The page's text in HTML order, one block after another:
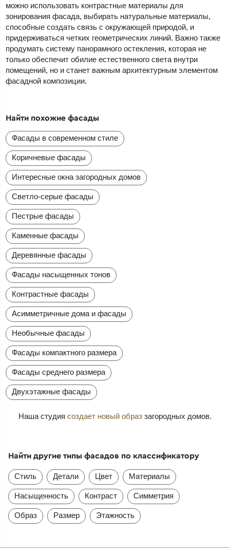
можно использовать контрастные материалы для
зонирования фасада, выбирать натуральные материалы,
способные создать связь с окружающей природой, и
придерживаться четких геометрических линий. Важно также
продумать систему панорамного остекления, которая не
только обеспечит обилие естественного света внутри
помещений, но и станет важным архитектурным элементом
фасадной композиции.
Найти похожие фасады
Фасады в современном стиле
Коричневые фасады
Интересные окна загородных домов
Светло-серые фасады
Пестрые фасады
Каменные фасады
Деревянные фасады
Фасады насыщенных тонов
Контрастные фасады
Асимметричные дома и фасады
Необычные фасады
Фасады компактного размера
Фасады среднего размера
Двухэтажные фасады
Наша студия создает новый образ загородных домов.
Найти другие типы фасадов по классификатору
Стиль Детали Цвет Материалы
Насыщенность Контраст Симметрия
Образ Размер Этажность